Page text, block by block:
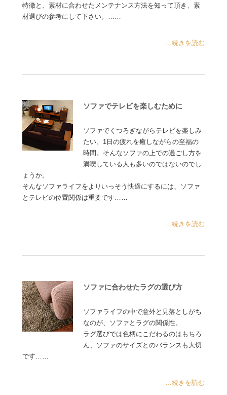
特徴と、素材に合わせたメンテナンス方法を知って頂き、素
材選びの参考にして下さい。……
...続きを読む
ソファでテレビを楽しむために
ソファでくつろぎながらテレビを楽しみ
たい、1日の疲れを癒しながらの至福の
時間。そんなソファの上での過ごし方を
満喫している人も多いのではないのでし
ょうか。
そんなソファライフをよりいっそう快適にするには、ソファ
とテレビの位置関係は重要です……
...続きを読む
ソファに合わせたラグの選び方
ソファライフの中で意外と見落としがち
なのが、ソファとラグの関係性。
ラグ選びでは色柄にこだわるのはもちろ
ん、ソファのサイズとのバランスも大切
です……
...続きを読む